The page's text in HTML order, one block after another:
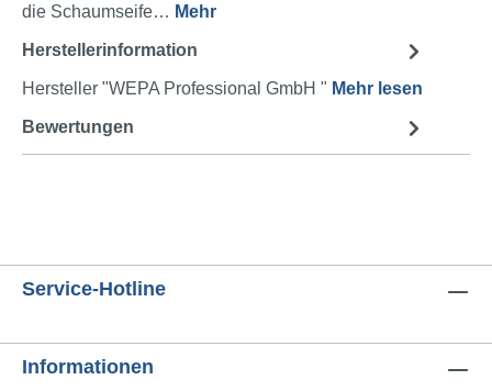
die Schaumseife… Mehr
Herstellerinformation
Hersteller "WEPA Professional GmbH " Mehr lesen
Bewertungen
Service-Hotline
Informationen